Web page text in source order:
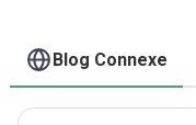
Blog Connexe